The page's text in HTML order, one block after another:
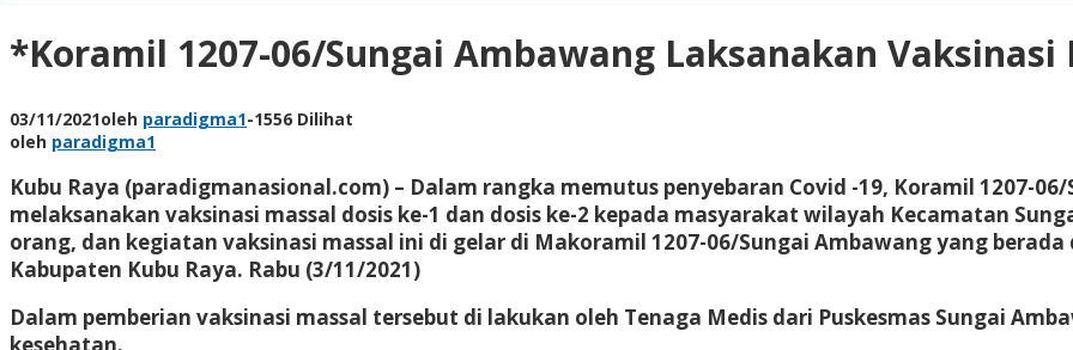
*Koramil 1207-06/Sungai Ambawang Laksanakan Vaksinasi
03/11/2021oleh paradigma1-1556 Dilihat
oleh paradigma1
Kubu Raya (paradigmanasional.com) – Dalam rangka memutus penyebaran Covid -19, Koramil 1207-
melaksanakan vaksinasi massal dosis ke-1 dan dosis ke-2 kepada masyarakat wilayah Kecamatan
orang, dan kegiatan vaksinasi massal ini di gelar di Makoramil 1207-06/Sungai Ambawang yang
Kabupaten Kubu Raya. Rabu (3/11/2021)
Dalam pemberian vaksinasi massal tersebut di lakukan oleh Tenaga Medis dari Puskesmas Sungai
kesehatan.